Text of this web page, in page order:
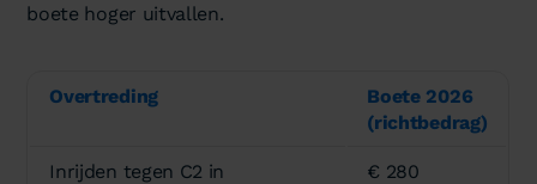
boete hoger uitvallen.
Overtreding
Boete 2026
(richtbedrag)
Inrijden tegen C2 in
€ 280